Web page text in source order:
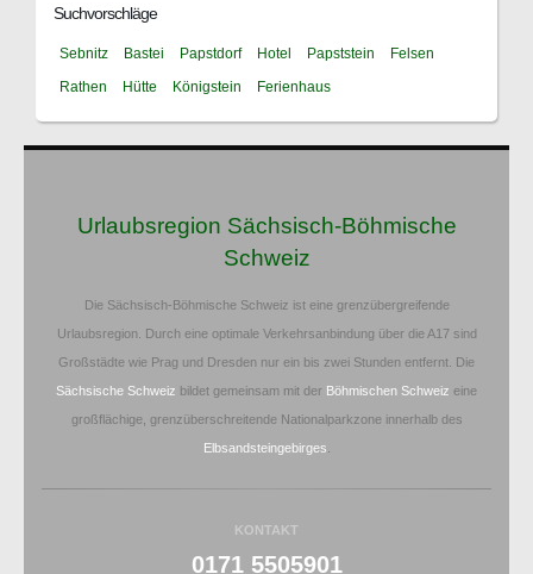
Suchvorschläge
Sebnitz Bastei Papstdorf Hotel Papststein
Felsen
Rathen
Hütte Königstein Ferienhaus
Urlaubsregion Sächsisch-Böhmische
Schweiz
Die Sächsisch-Böhmische Schweiz ist eine grenzübergreifende
Urlaubsregion. Durch eine optimale Verkehrsanbindung über die A17 sind
Großstädte wie Prag und Dresden nur ein bis zwei Stunden entfernt. Die
Sächsische Schweiz bildet gemeinsam mit der Böhmischen Schweiz eine
großflächige, grenzüberschreitende Nationalparkzone innerhalb des
Elbsandsteingebirges
KONTAKT
0171 5505901